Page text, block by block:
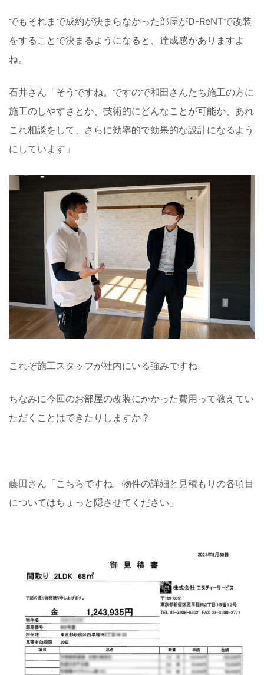
でもそれまで成約が決まらなかった部屋がD-ReNTで改装
をすることで決まるようになると、達成感がありますよ
ね。
石井さん「そうですね。ですので和田さんたち施工の方に
施工のしやすさとか、技術的にどんなことが可能か、あれ
これ相談をして、さらに効率的で効果的な設計になるよう
にしています」
これぞ施工スタッフが社内にいる強みですね。
ちなみに今回のお部屋の改装にかかった費用って教えてい
ただくことはできたりしますか？
藤田さん「こちらですね。物件の詳細と見積もりの各項目
についてはちょっと隠させてください」